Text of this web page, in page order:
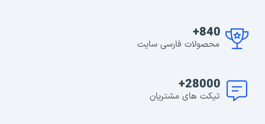
840+
محصولات فارسی سایت
28000+
تیکت های مشتریان